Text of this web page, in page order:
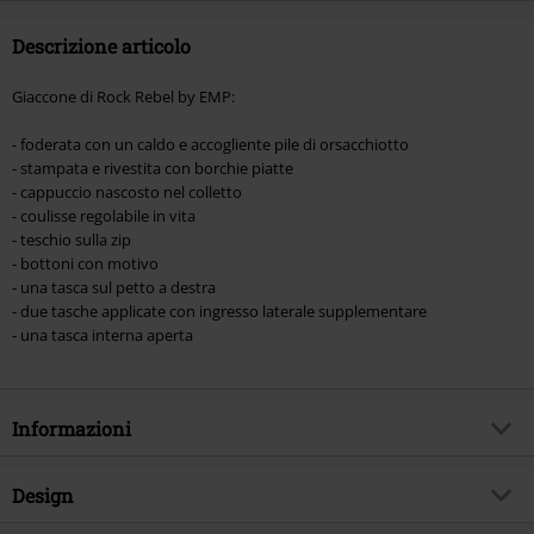
Descrizione articolo
Giaccone di Rock Rebel by EMP:
- foderata con un caldo e accogliente pile di orsacchiotto
- stampata e rivestita con borchie piatte
- cappuccio nascosto nel colletto
- coulisse regolabile in vita
- teschio sulla zip
- bottoni con motivo
- una tasca sul petto a destra
- due tasche applicate con ingresso laterale supplementare
- una tasca interna aperta
Informazioni
Codice articolo
Design